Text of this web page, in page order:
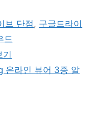
브 단점 , 구글드라이
드
기
온라인 뷰어 3종 알